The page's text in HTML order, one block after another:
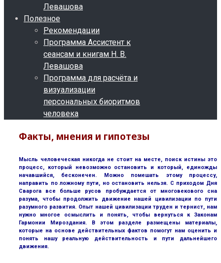
Левашова
Полезное
Рекомендации
Программа Ассистент к
сеансам и книгам Н. В.
Левашова
Программа для расчёта и
визуализации
персональных биоритмов
человека
Факты, мнения и гипотезы
Мысль человеческая никогда не стоит на месте, поиск истины это
процесс, который невозможно остановить и который, единожды
начавшийся, бесконечен. Можно помешать этому процессу,
направить по ложному пути, но остановить нельзя. С приходом Дня
Сварога все больше русов пробуждается от многовекового сна
разума, чтобы продолжить движение нашей цивилизации по пути
разумного развития. Опыт нашей цивилизации труден и тернист, нам
нужно многое осмыслить и понять, чтобы вернуться к Законам
Гармонии Мироздания. В этом разделе размещены материалы,
которые на основе действительных фактов помогут нам оценить и
понять нашу реальную действительность и пути дальнейшего
движения.